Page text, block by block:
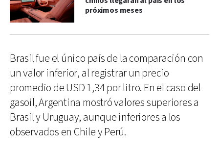
próximos meses
Brasil fue el único país de la comparación con
un valor inferior, al registrar un precio
promedio de USD 1,34 por litro. En el caso del
gasoil, Argentina mostró valores superiores a
Brasil y Uruguay, aunque inferiores a los
observados en Chile y Perú.